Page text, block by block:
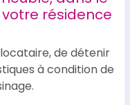
résidence
de détenir
à condition de